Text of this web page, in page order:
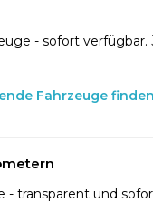
- sofort
Fahrzeuge
- transparent und